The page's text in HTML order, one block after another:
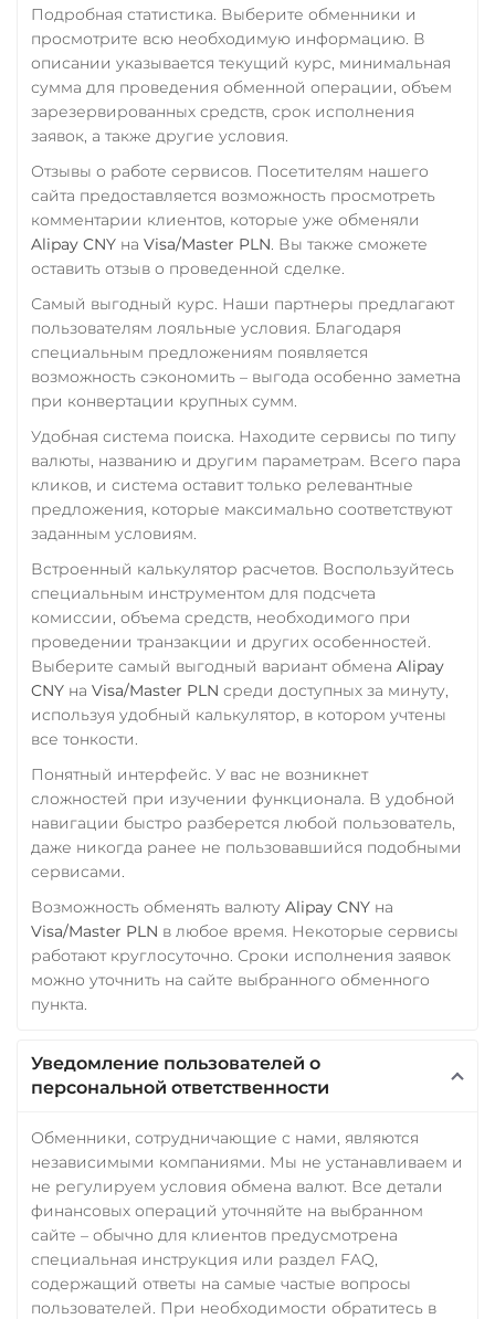
USD Coin (USDC)
ERC20 BEP20
AVAX
SOL
Polygon
CRONOS
ARB
OP
STELLAR
BASE
RONIN
NEAR XLM
Utopia USD (UUSD)
VeChain (VET)
Wrapped Ethereum (WETH)
RONIN
Yearn.finance (YFI)
Zcash (ZEC)
Zilliqa (ZIL)
RUB QR RUB
УкрСиббанк UAH
Фридом Банк KZT
Элкарт KGS
Подробная статистика. Выберите обменники и
просмотрите всю необходимую информацию. В
описании указывается текущий курс, минимальная
сумма для проведения обменной операции, объем
зарезервированных средств, срок исполнения
заявок, а также другие условия.
Отзывы о работе сервисов. Посетителям нашего
сайта предоставляется возможность просмотреть
комментарии клиентов, которые уже обменяли
Alipay CNY на Visa/Master PLN. Вы также сможете
оставить отзыв о проведенной сделке.
Самый выгодный курс. Наши партнеры предлагают
пользователям лояльные условия. Благодаря
специальным предложениям появляется
возможность сэкономить – выгода особенно заметна
при конвертации крупных сумм.
Удобная система поиска. Находите сервисы по типу
валюты, названию и другим параметрам. Всего пара
кликов, и система оставит только релевантные
предложения, которые максимально соответствуют
заданным условиям.
Встроенный калькулятор расчетов. Воспользуйтесь
специальным инструментом для подсчета
комиссии, объема средств, необходимого при
проведении транзакции и других особенностей.
Выберите самый выгодный вариант обмена Alipay
CNY на Visa/Master PLN среди доступных за минуту,
используя удобный калькулятор, в котором учтены
все тонкости.
Понятный интерфейс. У вас не возникнет
сложностей при изучении функционала. В удобной
навигации быстро разберется любой пользователь,
даже никогда ранее не пользовавшийся подобными
сервисами.
Возможность обменять валюту Alipay CNY на
Visa/Master PLN в любое время. Некоторые сервисы
работают круглосуточно. Сроки исполнения заявок
можно уточнить на сайте выбранного обменного
пункта.
Уведомление пользователей о
персональной ответственности
Обменники, сотрудничающие с нами, являются
независимыми компаниями. Мы не устанавливаем и
не регулируем условия обмена валют. Все детали
финансовых операций уточняйте на выбранном
сайте – обычно для клиентов предусмотрена
специальная инструкция или раздел FAQ,
содержащий ответы на самые частые вопросы
пользователей. При необходимости обратитесь в